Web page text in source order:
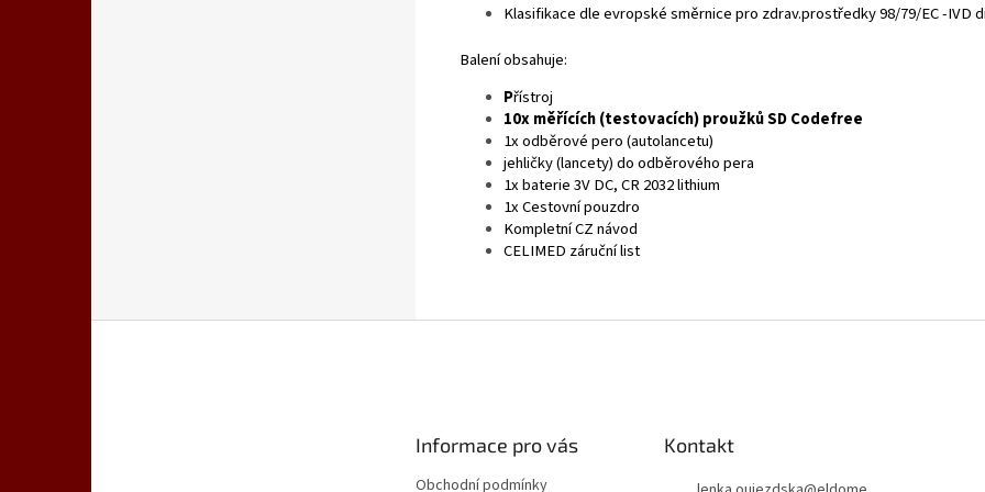
Klasifikace dle evropské směrnice pro zdrav.prostředky 98/79/EC -IVD
Balení obsahuje:
Přístroj
10x měřících (testovacích) proužků SD Codefree
1x odběrové pero (autolancetu)
jehličky (lancety) do odběrového pera
1x baterie 3V DC, CR 2032 lithium
1x Cestovní pouzdro
Kompletní CZ návod
CELIMED záruční list
Informace pro vás
Obchodní podmínky
Kontakt